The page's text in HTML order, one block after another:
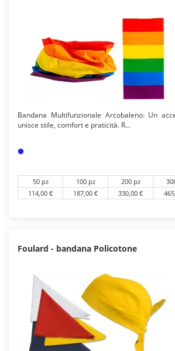
Bandana Multifunzionale Arcobaleno: Un
unisce stile, comfort e praticità. R...
50 pz 100 pz 200 pz
114,00 €
187,00 € 330,00 €
Foulard - bandana Policotone